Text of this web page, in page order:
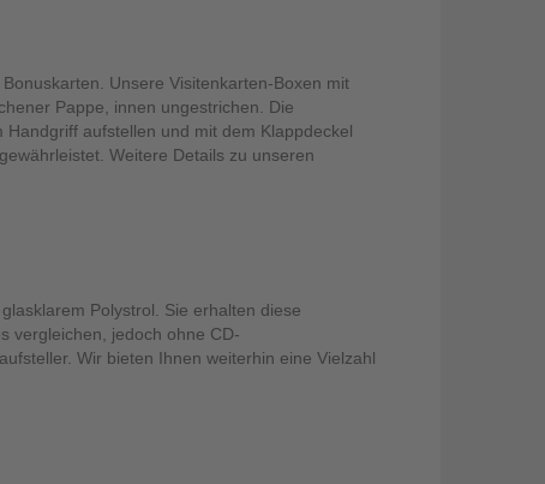
Unsere Visitenkarten-Boxen mit
Pappe, innen ungestrichen. Die
aufstellen und mit dem Klappdeckel
Weitere Details zu unseren
Polystrol. Sie erhalten diese
vergleichen, jedoch ohne CD-
Wir bieten Ihnen weiterhin eine Vielzahl